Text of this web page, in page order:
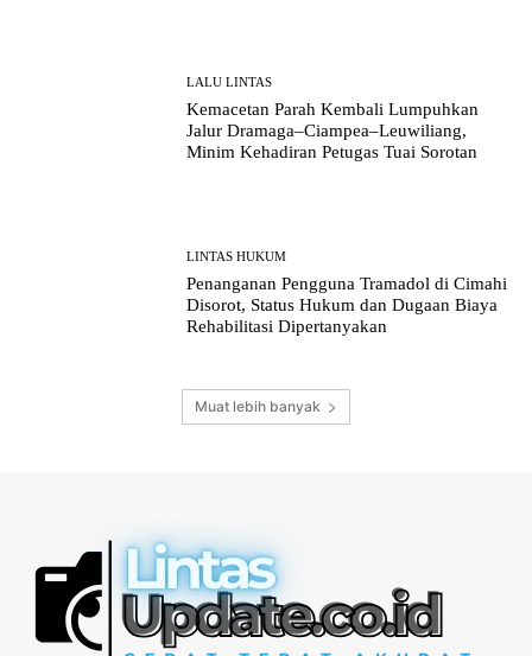
LALU LINTAS
Kemacetan Parah Kembali Lumpuhkan
Jalur Dramaga–Ciampea–Leuwiliang,
Minim Kehadiran Petugas Tuai Sorotan
LINTAS HUKUM
Penanganan Pengguna Tramadol di Cimahi
Disorot, Status Hukum dan Dugaan Biaya
Rehabilitasi Dipertanyakan
Muat lebih banyak